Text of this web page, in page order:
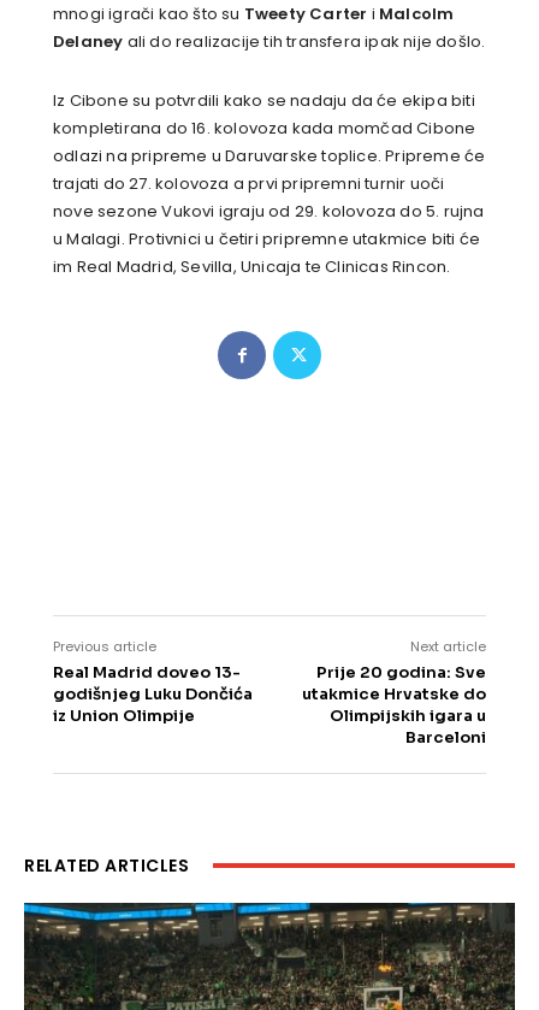
mnogi igrači kao što su Tweety Carter i Malcolm
Delaney ali do realizacije tih transfera ipak nije došlo.
Iz Cibone su potvrdili kako se nadaju da će ekipa biti
kompletirana do 16. kolovoza kada momčad Cibone
odlazi na pripreme u Daruvarske toplice. Pripreme će
trajati do 27. kolovoza a prvi pripremni turnir uoči
nove sezone Vukovi igraju od 29. kolovoza do 5. rujna
u Malagi. Protivnici u četiri pripremne utakmice biti će
im Real Madrid, Sevilla, Unicaja te Clinicas Rincon.
Previous article
Real Madrid doveo 13-
godišnjeg Luku Dončića
iz Union Olimpije
Next article
Prije 20 godina: Sve
utakmice Hrvatske do
Olimpijskih igara u
Barceloni
RELATED ARTICLES